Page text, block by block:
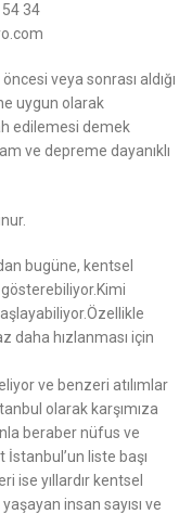
34
veya sonrası aldığı
uygun olarak
edilemesi demek
ve depreme dayanıklı
bugüne, kentsel
daha hızlanması için
ve benzeri atılımlar
olarak karşımıza
beraber nüfus ve
liste başı
ise yıllardır kentsel
insan sayısı ve